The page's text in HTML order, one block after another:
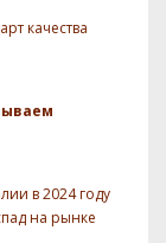
качества
в 2024 году
на рынке